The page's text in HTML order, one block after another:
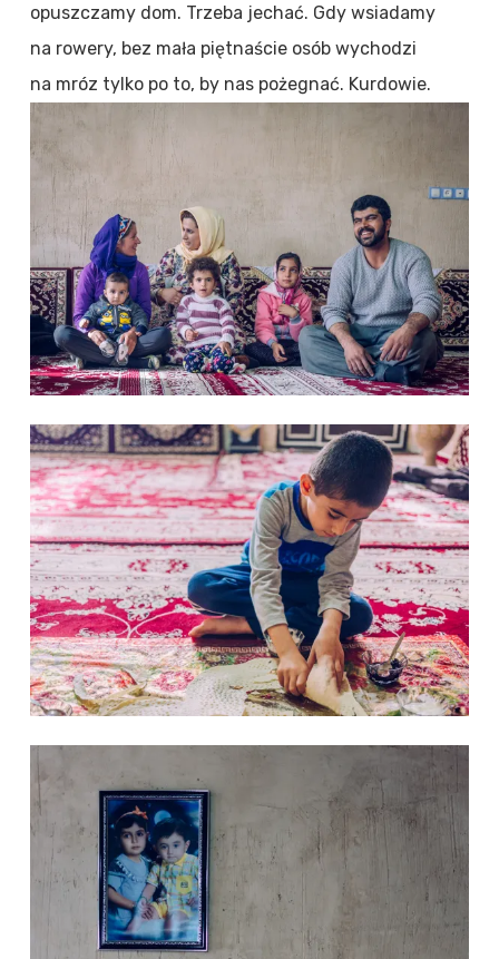
opuszczamy dom. Trzeba jechać. Gdy wsiadamy
na rowery, bez mała piętnaście osób wychodzi
na mróz tylko po to, by nas pożegnać. Kurdowie.